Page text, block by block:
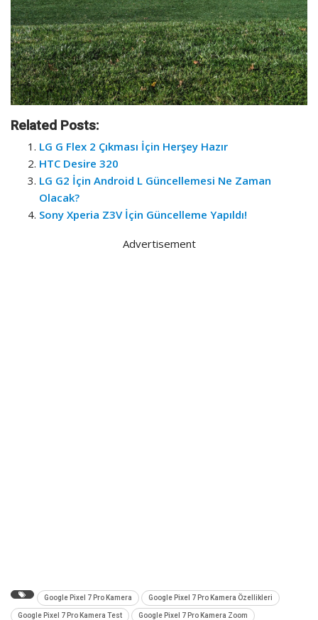
Related Posts:
LG G Flex 2 Çıkması İçin Herşey Hazır
HTC Desire 320
LG G2 İçin Android L Güncellemesi Ne Zaman
Olacak?
Sony Xperia Z3V İçin Güncelleme Yapıldı!
Advertisement
Google Pixel 7 Pro Kamera Google Pixel 7 Pro Kamera Özellikleri
Google Pixel 7 Pro Kamera Test Google Pixel 7 Pro Kamera Zoom